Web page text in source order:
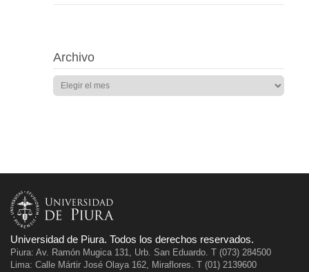
Archivo
Universidad de Piura. Todos los derechos reservados.
Piura: Av. Ramón Mugica 131, Urb. San Eduardo. T (073) 284500
Lima: Calle Mártir José Olaya 162, Miraflores. T (01) 2139600